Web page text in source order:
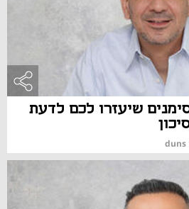
שיעזרו לכם לדעת